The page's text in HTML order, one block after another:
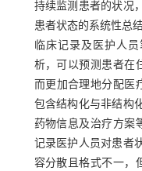
持续监测患者的状况
患者状态的系统性总
临床记录及医护人
析，可以预测患者在
而更加合理地分配医
包含结构化与非结构
药物信息及治疗方案
记录医护人员对患者
容分散且格式不一，